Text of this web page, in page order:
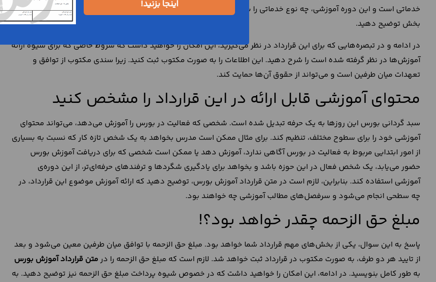
خدماتی است و این دوره آموزشی، چه نوع خدماتی را شامل می‌شود. شما می‌توانید درباره شیوه ارائه آموزش‌ها نیز در این
بخش توضیح دهید.
در ادامه و در تبصره‌هایی که برای این قرارداد در نظر می‌گیرید، این امکان را خواهید داشت که شروط خاصی که برای شیوه ارائه
آموزش‌ها در نظر گرفته شده است را شرح دهید. این اطلاعات را به صورت مکتوب ثبت کنید. زیرا سندی مکتوب از توافق و
تعهدات میان طرفین است و می‌تواند از حقوق آن‌ها حمایت کند.
محتوای آموزشی قابل ارائه در این قرارداد را مشخص کنید
سبد گردانی بورس این روزها به یک حرفه تبدیل شده است. شخصی که فعالیت در بورس را آموزش می‌دهد، می‌تواند محتوای
آموزشی خود را برای سطوح مختلف، تنظیم کند. برای مثال ممکن است مدرس بخواهد به یک شخص تازه کار که نسبت به بسیاری
از امور ابتدایی مربوط به فعالیت در بورس آگاهی ندارد، آموزش دهد یا ممکن است شخصی که برای دریافت آموزش بورس
حضور می‌یابد، یک شخص فعال در این حوزه باشد و بخواهد برای یادگیری شگردها و ترفندهای حرفه‌ای‌تر، از این دوره‌ی
آموزشی استفاده کند. بنابراین، لازم است در متن قرارداد آموزش بورس، توضیح دهید که ارائه آموزش موضوع این قرارداد، در
چه سطحی انجام می‌شود و سرفصل‌های مطالب آموزشی چه خواهند بود.
مبلغ حق الزحمه چقدر خواهد بود؟!
پاسخ به این سوال، یکی از بخش‌های مهم قرارداد شما خواهد بود. مبلغ حق الزحمه با توافق میان طرفین معین می‌شود و بعد
از تایید هر دو طرف، به صورت مکتوب در قرارداد ثبت خواهد شد. لازم است که مبلغ حق الزحمه را در متن قرارداد آموزش بورس
به طور کامل بنویسید. در ادامه، این امکان را خواهید داشت که در خصوص شیوه پرداخت مبلغ حق الزحمه نیز توضیح دهید. به
اینجا بزنید!